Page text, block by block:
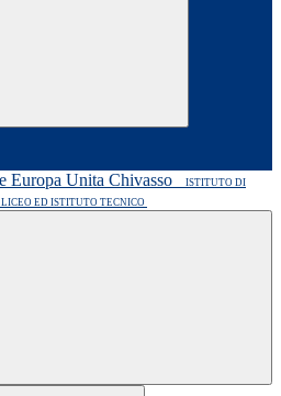
ISTITUTO DI
LICEO ED ISTITUTO TECNICO